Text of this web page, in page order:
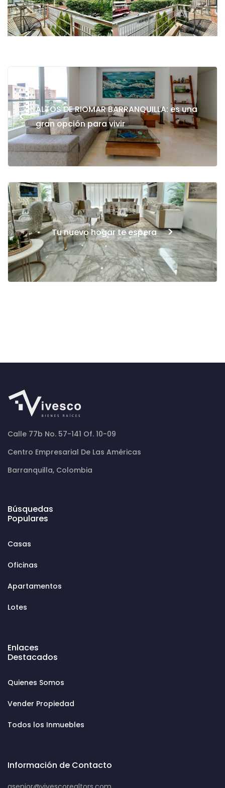
<
ALTOS DE RIOMAR BARRANQUILLA: es una
gran opción para vivir
Tu nuevo hogar te espera >
Calle 77b No. 57-141 Of. 10-09
Centro Empresarial De Las Américas
Barranquilla, Colombia
Búsquedas
Populares
Casas
Oficinas
Apartamentos
Lotes
Enlaces
Destacados
Quienes Somos
Vender Propiedad
Todos los Inmuebles
Información de Contacto